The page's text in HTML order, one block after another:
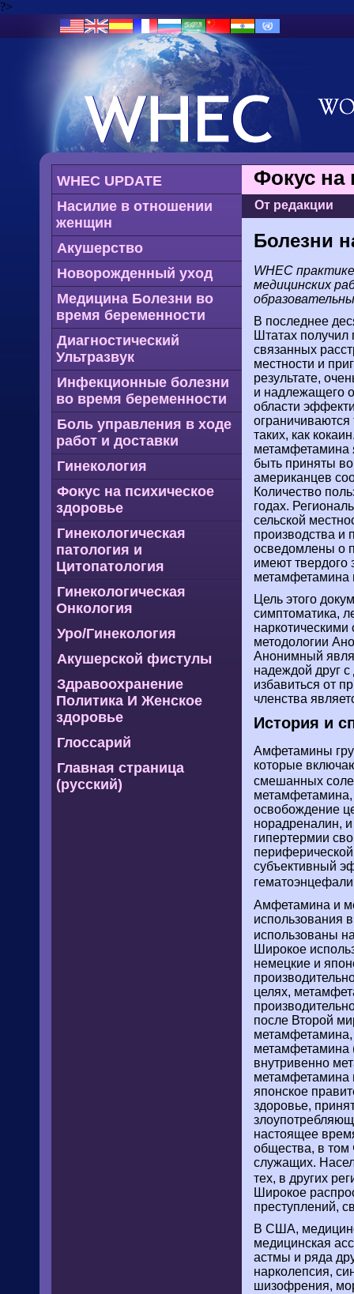
?>
WHEC UPDATE
Насилие в отношении
женщин
Акушерство
Новорожденный уход
Медицина Болезни во
время беременности
Диагностический
Ультразвук
Инфекционные болезни
во время беременности
Боль управления в ходе
работ и доставки
Гинекология
Фокус на психическое
здоровье
Гинекологическая
патология и
Цитопатология
Гинекологическая
Онкология
Уро/Гинекология
Акушерской фистулы
Здравоохранение
Политика И Женское
здоровье
Глоссарий
Главная страница
(русский)
Фокус на
От редакции
Болезни
WHEC
медицинских
В последнее
Штатах
связанных
местности и
результате,
и надлежащего
области
ограничиваются
таких, как
метамфетамина
быть приняты
американцев
Количество
годах.
сельской
производства и
осведомлены о
имеют твердого
метамфетамина
Цель этого
симптоматика,
методологии
Анонимный
надеждой друг
избавиться от
членства
История и
Амфетамины
которые
смешанных
метамфетамина,
освобождение
норадреналин,
гипертермии
субъективный
Амфетамина и
использования
использованы
Широкое
немецкие и
целях,
после Второй
метамфетамина,
метамфетамина
внутривенно
метамфетамина
японское
здоровье,
настоящее
общества, в том
служащих.
тех, в других
Широкое
преступлений,
В США,
медицинская
астмы и ряда
нарколепсия,
шизофрения,